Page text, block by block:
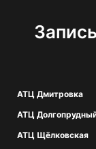
АТЦ Дмитровка
АТЦ
АТЦ Щёлковская